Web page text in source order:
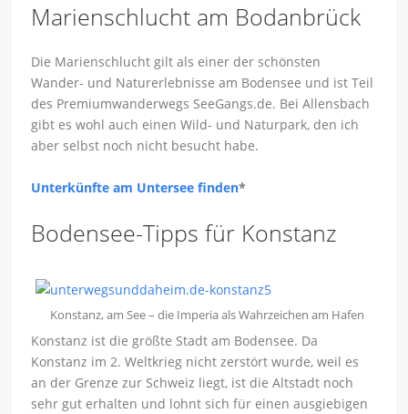
Marienschlucht am Bodanbrück
Die Marienschlucht gilt als einer der schönsten
Wander- und Naturerlebnisse am Bodensee und ist Teil
des Premiumwanderwegs SeeGangs.de. Bei Allensbach
gibt es wohl auch einen Wild- und Naturpark, den ich
aber selbst noch nicht besucht habe.
Unterkünfte am Untersee finden*
Bodensee-Tipps für Konstanz
Konstanz, am See – die Imperia als Wahrzeichen am Hafen
Konstanz ist die größte Stadt am Bodensee. Da
Konstanz im 2. Weltkrieg nicht zerstört wurde, weil es
an der Grenze zur Schweiz liegt, ist die Altstadt noch
sehr gut erhalten und lohnt sich für einen ausgiebigen